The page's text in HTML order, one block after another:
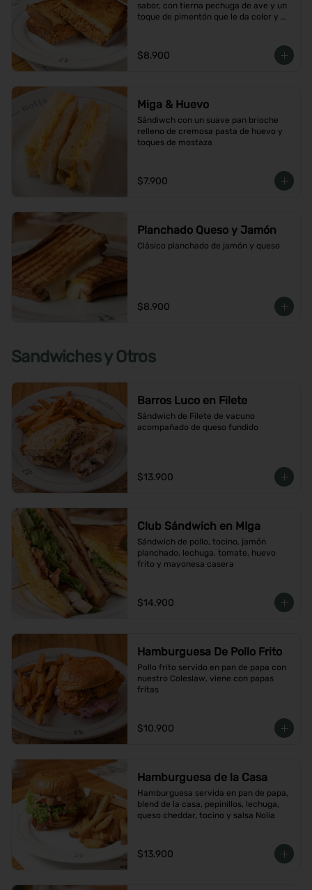
sabor, con tierna pechuga de ave y un
toque de pimentón que le da color y
$8.900
Miga & Huevo
Sándiwch con un suave pan brioche
relleno de cremosa pasta de huevo y
toques de mostaza
$7.900
Planchado Queso y Jamón
Clásico planchado de jamón y queso
$8.900
Sandwiches y Otros
Barros Luco en Filete
Sándwich de Filete de vacuno
acompañado de queso fundido
$13.900
Club Sándwich en MIga
Sándwich de pollo, tocino, jamón
planchado, lechuga, tomate, huevo
frito y mayonesa casera
$14.900
Hamburguesa De Pollo Frito
Pollo frito servido en pan de papa con
nuestro Coleslaw, viene con papas
fritas
$10.900
Hamburguesa de la Casa
Hamburguesa servida en pan de papa,
blend de la casa, pepinillos, lechuga,
queso cheddar, tocino y salsa Nolia
$13.900